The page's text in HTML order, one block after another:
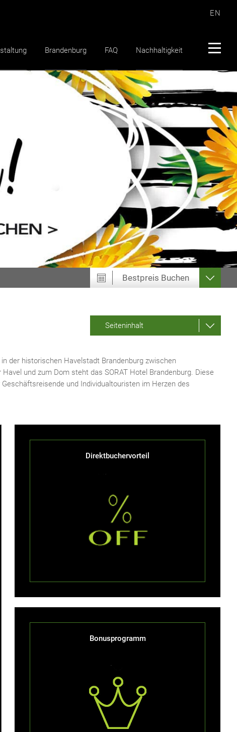
Brandenburg FAQ Nachhaltigkeit
EN
Bestpreis Buchen
der historischen Havelstadt Brandenburg zwischen
und zum Dom steht das SORAT Hotel Brandenburg. Diese
und Individualtouristen im Herzen des
Seiteninhalt
Direktbuchervorteil
Bonusprogramm